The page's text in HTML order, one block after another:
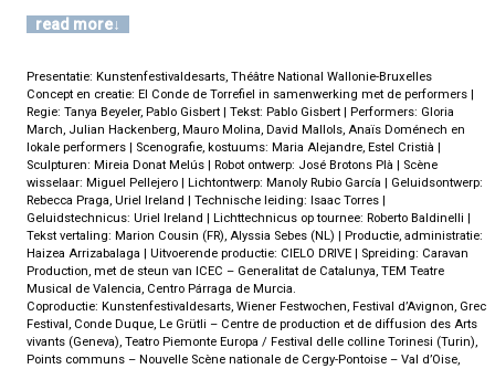
read more
Presentatie: Kunstenfestivaldesarts, Théâtre National Wallonie-Bruxelles
Concept en creatie: El Conde de Torrefiel in samenwerking met de performers |
Regie: Tanya Beyeler, Pablo Gisbert | Tekst: Pablo Gisbert | Performers: Gloria
March, Julian Hackenberg, Mauro Molina, David Mallols, Anaïs Doménech en
lokale performers | Scenografie, kostuums: Maria Alejandre, Estel Cristià |
Sculpturen: Mireia Donat Melús | Robot ontwerp: José Brotons Plà | Scène
wisselaar: Miguel Pellejero | Lichtontwerp: Manoly Rubio García | Geluidsontwerp:
Rebecca Praga, Uriel Ireland | Technische leiding: Isaac Torres |
Geluidstechnicus: Uriel Ireland | Lichttechnicus op tournee: Roberto Baldinelli |
Tekst vertaling: Marion Cousin (FR), Alyssia Sebes (NL) | Productie, administratie:
Haizea Arrizabalaga | Uitvoerende productie: CIELO DRIVE | Spreiding: Caravan
Production, met de steun van ICEC – Generalitat de Catalunya, TEM Teatre
Musical de Valencia, Centro Párraga de Murcia.
Coproductie: Kunstenfestivaldesarts, Wiener Festwochen, Festival d’Avignon, Grec
Festival, Conde Duque, Le Grütli – Centre de production et de diffusion des Arts
vivants (Geneva), Teatro Piemonte Europa / Festival delle colline Torinesi (Turin),
Points communs – Nouvelle Scène nationale de Cergy-Pontoise – Val d’Oise,